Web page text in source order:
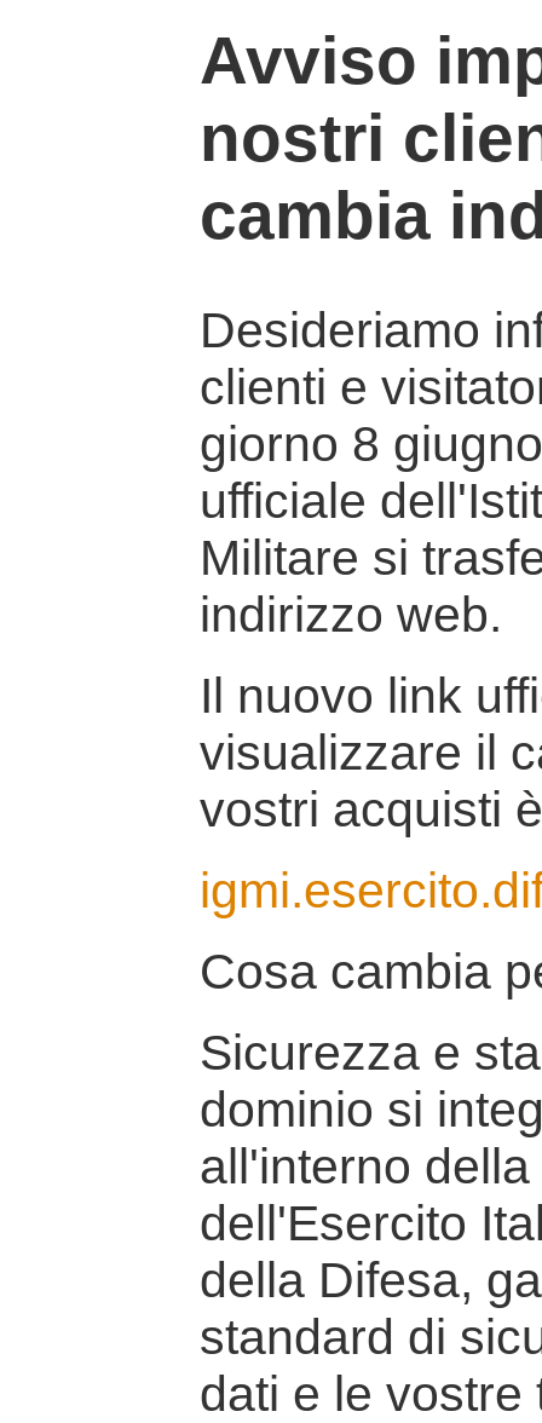
Avviso
nostri
cambia
Desideriamo
clienti e
giorno 8
ufficiale
Militare si
indirizzo web.
Il nuovo link
visualizzare il
vostri acquisti
Cosa cambia
Sicurezza e
dominio si
all'interno
dell'Esercito
della Difesa,
standard di
dati e le vostre